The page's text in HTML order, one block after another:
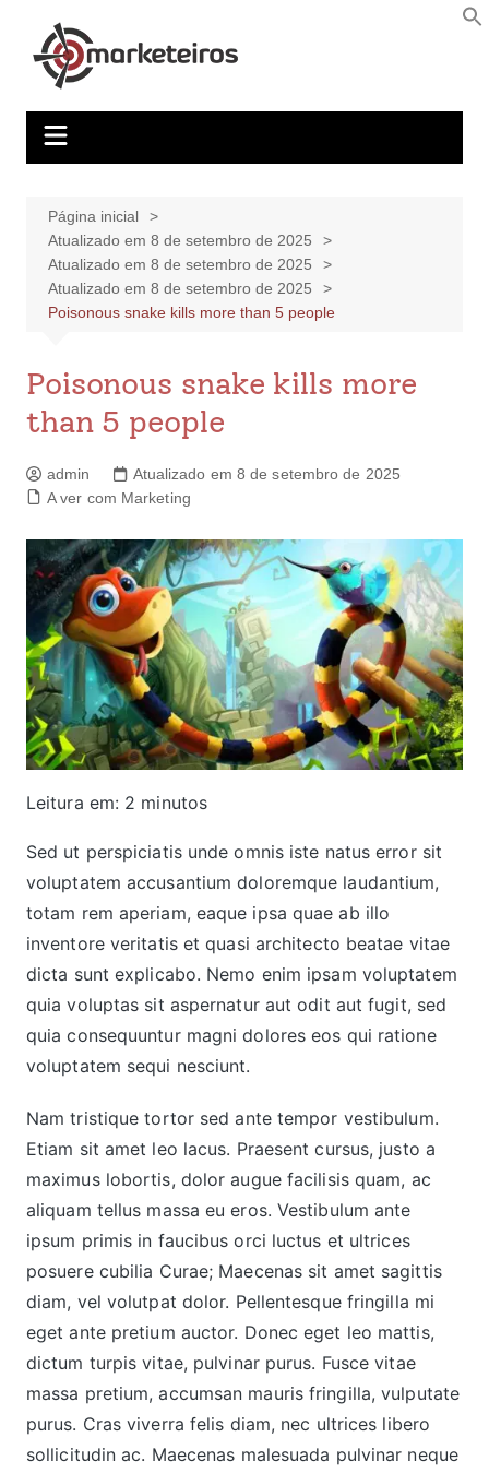
Página inicial
Atualizado em 8 de setembro de 2025
Atualizado em 8 de setembro de 2025
Atualizado em 8 de setembro de 2025
Poisonous snake kills more than 5 people
Poisonous snake kills more
than 5 people
admin
Atualizado em 8 de setembro de 2025
A ver com Marketing
Leitura em: 2 minutos
Sed ut perspiciatis unde omnis iste natus error sit
voluptatem accusantium doloremque laudantium,
totam rem aperiam, eaque ipsa quae ab illo
inventore veritatis et quasi architecto beatae vitae
dicta sunt explicabo. Nemo enim ipsam voluptatem
quia voluptas sit aspernatur aut odit aut fugit, sed
quia consequuntur magni dolores eos qui ratione
voluptatem sequi nesciunt.
Nam tristique tortor sed ante tempor vestibulum.
Etiam sit amet leo lacus. Praesent cursus, justo a
maximus lobortis, dolor augue facilisis quam, ac
aliquam tellus massa eu eros. Vestibulum ante
ipsum primis in faucibus orci luctus et ultrices
posuere cubilia Curae; Maecenas sit amet sagittis
diam, vel volutpat dolor. Pellentesque fringilla mi
eget ante pretium auctor. Donec eget leo mattis,
dictum turpis vitae, pulvinar purus. Fusce vitae
massa pretium, accumsan mauris fringilla, vulputate
purus. Cras viverra felis diam, nec ultrices libero
sollicitudin ac. Maecenas malesuada pulvinar neque